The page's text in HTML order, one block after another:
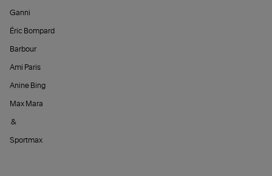
Ganni
Éric Bompard
Barbour
Ami Paris
Anine Bing
Max Mara
&
Sportmax